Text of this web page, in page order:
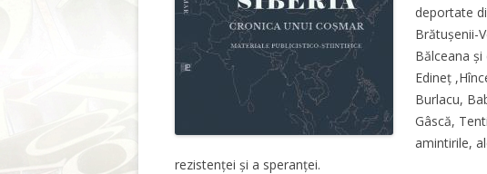
deportate
Brătușenii-
Bălceana
Edineț
Burlacu,
Gâscă,
amintirile,
rezistenței și a speranței.